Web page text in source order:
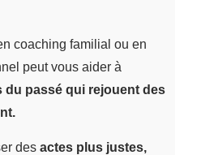
coaching familial ou en
peut vous aider à
du passé qui rejouent des
des actes plus justes,